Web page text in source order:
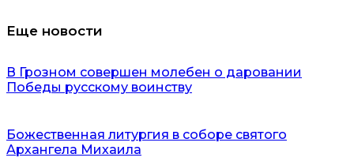
Еще новости
В Грозном совершен молебен о даровании
Победы русскому воинству
Божественная литургия в соборе святого
Архангела Михаила